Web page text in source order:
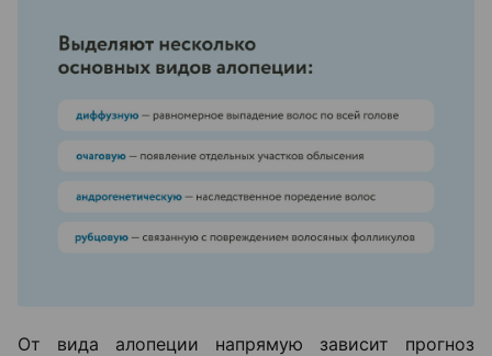
От вида алопеции напрямую зависит прогноз